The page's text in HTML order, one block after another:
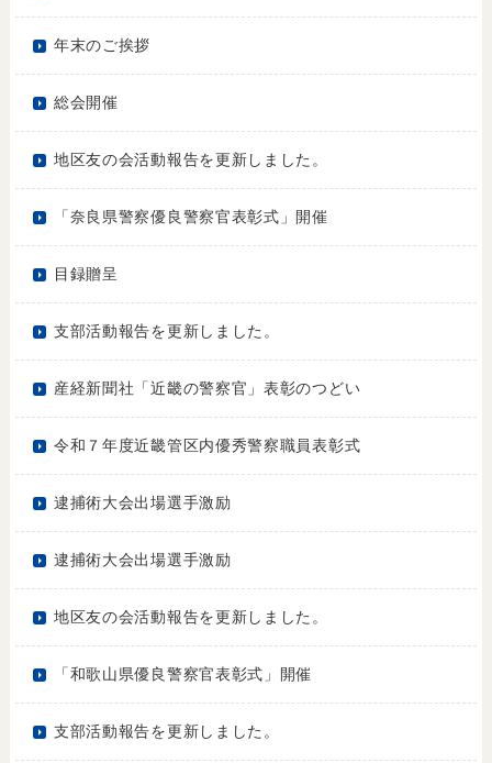
年末のご挨拶
総会開催
地区友の会活動報告を更新しました。
「奈良県警察優良警察官表彰式」開催
目録贈呈
支部活動報告を更新しました。
産経新聞社「近畿の警察官」表彰のつどい
令和７年度近畿管区内優秀警察職員表彰式
逮捕術大会出場選手激励
逮捕術大会出場選手激励
地区友の会活動報告を更新しました。
「和歌山県優良警察官表彰式」開催
支部活動報告を更新しました。